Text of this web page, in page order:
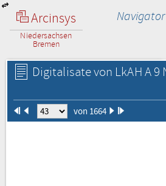
Arcinsys
Niedersachsen
Bremen
Navigator
Digitalisate von LkAH A 9
von 1664